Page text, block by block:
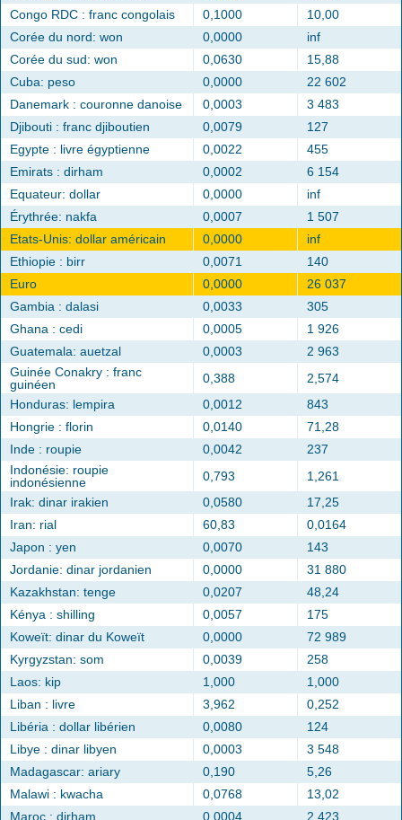
Congo RDC : franc congolais
0,1000
10,00
Corée du nord: won
0,0000
inf
Corée du sud: won
0,0630
15,88
Cuba: peso
0,0000
22 602
Danemark : couronne danoise
0,0003
3 483
Djibouti : franc djiboutien
0,0079
127
Egypte : livre égyptienne
0,0022
455
Emirats : dirham
0,0002
6 154
Equateur: dollar
0,0000
inf
Érythrée: nakfa
0,0007
1 507
Etats-Unis: dollar américain
0,0000
inf
Ethiopie : birr
0,0071
140
Euro
0,0000
26 037
Gambia : dalasi
0,0033
305
Ghana : cedi
0,0005
1 926
Guatemala: auetzal
0,0003
2 963
Guinée Conakry : franc
guinéen
0,388
2,574
Honduras: lempira
0,0012
843
Hongrie : florin
0,0140
71,28
Inde : roupie
0,0042
237
Indonésie: roupie
indonésienne
0,793
1,261
Irak: dinar irakien
0,0580
17,25
Iran: rial
60,83
0,0164
Japon : yen
0,0070
143
Jordanie: dinar jordanien
0,0000
31 880
Kazakhstan: tenge
0,0207
48,24
Kénya : shilling
0,0057
175
Koweït: dinar du Koweït
0,0000
72 989
Kyrgyzstan: som
0,0039
258
Laos: kip
1,000
1,000
Liban : livre
3,962
0,252
Libéria : dollar libérien
0,0080
124
Libye : dinar libyen
0,0003
3 548
Madagascar: ariary
0,190
5,26
Malawi : kwacha
0,0768
13,02
Maroc : dirham
0,0004 2 423